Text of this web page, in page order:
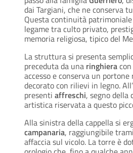
dai Targiani, che ne conserva
Questa continuità
legame tra culto privato,
memoria religiosa, tipico del
La struttura si presenta
preceduta da una ringhiera
accesso e conserva un
decorato con rilievi in legno.
presenti affreschi, segno della
artistica riservata a questo
Alla sinistra della cappella si
campanaria, raggiungibile
affaccia sul vicolo. La torre è